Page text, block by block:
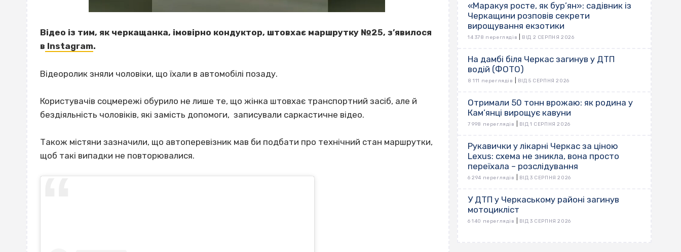
Відео із тим, як черкащанка, імовірно кондуктор, штовхає маршрутку №25, з’явилося
в Instagram.
Відеоролик зняли чоловіки, що їхали в автомобілі позаду.
Користувачів соцмережі обурило не лише те, що жінка штовхає транспортний засіб, але й
бездіяльність чоловіків, які замість допомоги, записували саркастичне відео.
Також містяни зазначили, що автоперевізник мав би подбати про технічний стан маршрутки,
щоб такі випадки не повторювалися.
«Маракуя росте, як бур’ян»: садівник із
Черкащини розповів секрети
вирощування екзотики
14 378 переглядів ВІД 2 СЕРПНЯ 2026
На дамбі біля Черкас загинув у ДТП
водій (ФОТО)
8 111 переглядів ВІД 5 СЕРПНЯ 2026
Отримали 50 тонн врожаю: як родина у
Кам’янці вирощує кавуни
7 998 переглядів ВІД 1 СЕРПНЯ 2026
Рукавички у лікарні Черкас за ціною
Lexus: схема не зникла, вона просто
переїхала – розслідування
6 294 переглядів ВІД 3 СЕРПНЯ 2026
У ДТП у Черкаському районі загинув
мотоцикліст
6 140 переглядів ВІД 3 СЕРПНЯ 2026